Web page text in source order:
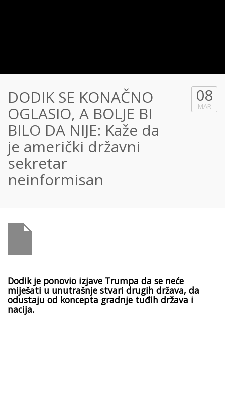
DODIK SE KONAČNO
OGLASIO, A BOLJE BI
BILO DA NIJE: Kaže da
je američki državni
sekretar
neinformisan
08
MAR
Dodik je ponovio izjave Trumpa da se neće
miješati u unutrašnje stvari drugih država, da
odustaju od koncepta gradnje tuđih država i
nacija.